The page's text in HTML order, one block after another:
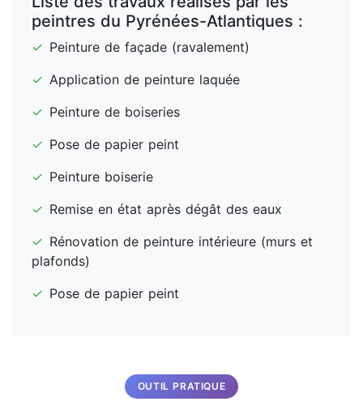
peintres du Pyrénées-Atlantiques :
✓ Peinture de façade (ravalement)
✓ Application de peinture laquée
✓ Peinture de boiseries
✓ Pose de papier peint
✓ Peinture boiserie
✓ Remise en état après dégât des eaux
✓ Rénovation de peinture intérieure (murs et
plafonds)
✓ Pose de papier peint
OUTIL PRATIQUE